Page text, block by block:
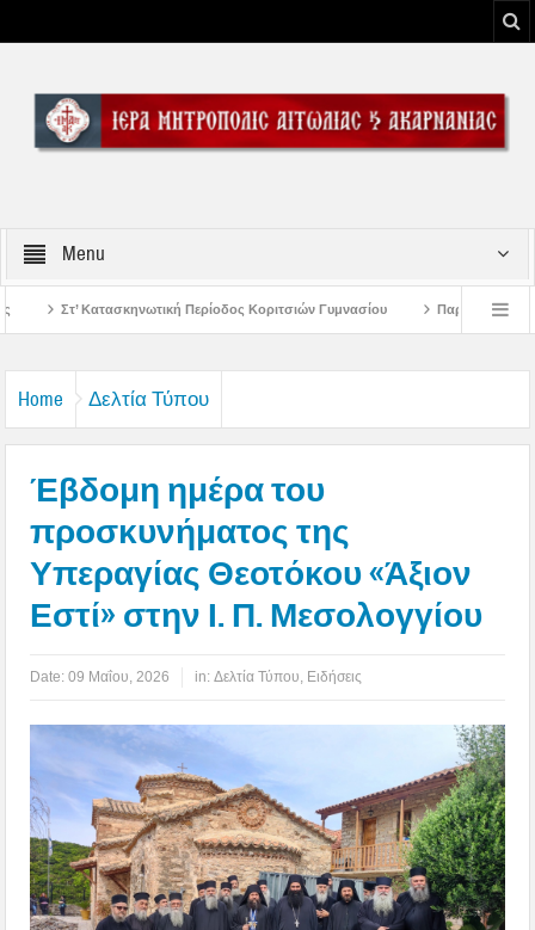
Menu
Κοριτσιών Γυμνασίου Παρακλήσεις πρώτης εβδομάδος
Home Δελτία Τύπου
Έβδομη ημέρα του
προσκυνήματος της
Υπεραγίας Θεοτόκου «Άξιον
Εστί» στην Ι. Π. Μεσολογγίου
Date:09 Μαΐου, 2026 in:Δελτία Τύπου Ειδήσεις